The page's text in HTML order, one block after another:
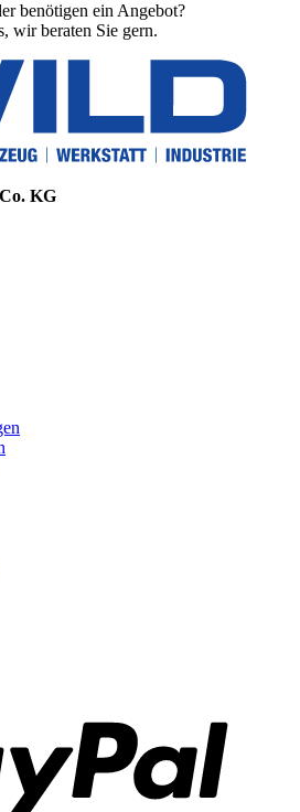
benötigen ein Angebot?
wir beraten Sie gern.
KG